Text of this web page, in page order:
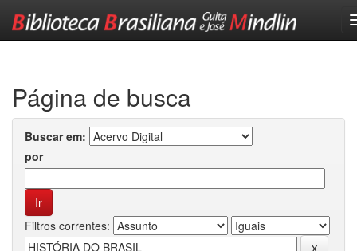
Página de busca
Buscar em:
por
Filtros correntes: